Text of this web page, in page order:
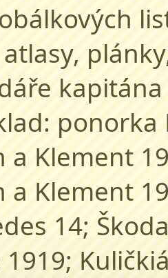
ponorka
a Klement
a Klement
14;
1919;